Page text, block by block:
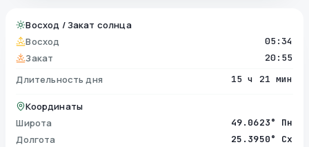
Восход / Закат солнца
Восход
05:34
Закат 20:55
Длительность дня 15 ч 21 мин
Координаты
Широта
49.0623° Пн
Долгота 25.3950° Сх